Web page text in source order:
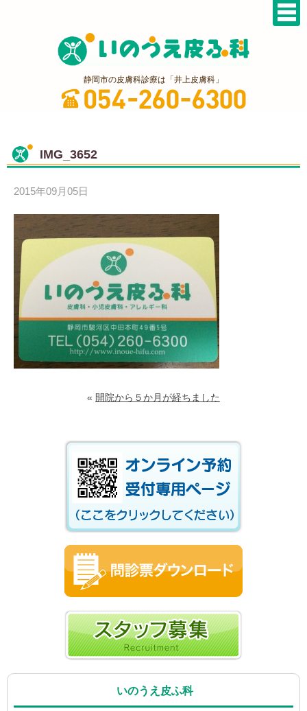
静岡市の皮膚科診療は「井上皮膚科」
IMG_3652
2015年09月05日
« 開院から５か月が経ちました
いのうえ皮ふ科